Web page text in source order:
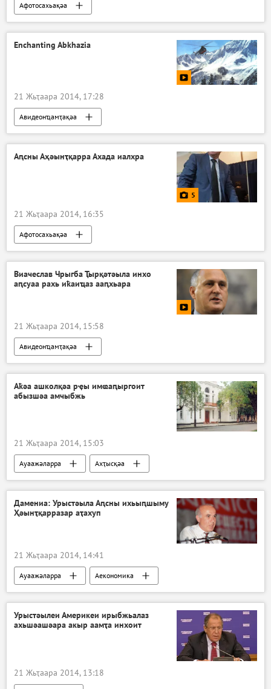
Афотосахьақәа
Enchanting Abkhazia
21 Жьҭаара 2014, 17:28
Авидеонҵамҭақәа
Аԥсны Аҳәынҭқарра Ахада иалхра
5
21 Жьҭаара 2014, 16:35
Афотосахьақәа
Виачеслав Чрыгба Ҭырқәтәыла инхо
аԥсуаа рахь иҟаиҵаз ааԥхьара
21 Жьҭаара 2014, 15:58
Авидеонҵамҭақәа
Аҟәа ашколқәа рҿы имҩаԥыргоит
абызшәа амчыбжь
21 Жьҭаара 2014, 15:03
Ауаажәларра
Ахҭысқәа
Апресс-даиџьест
Абызшәа. Аҿахәҳәага.
Дамениа: Урыстәыла Аԥсны ихьыԥшыму
Ҳәынҭқарразар аҭахуп
21 Жьҭаара 2014, 14:41
Ауаажәларра
Аекономика
Аналитикеи аиҿцәажәарақәеи
Урыстәылеи Америкеи ирыбжьалаз
ахьшәашәара акыр аамҭа инхоит
21 Жьҭаара 2014, 13:18